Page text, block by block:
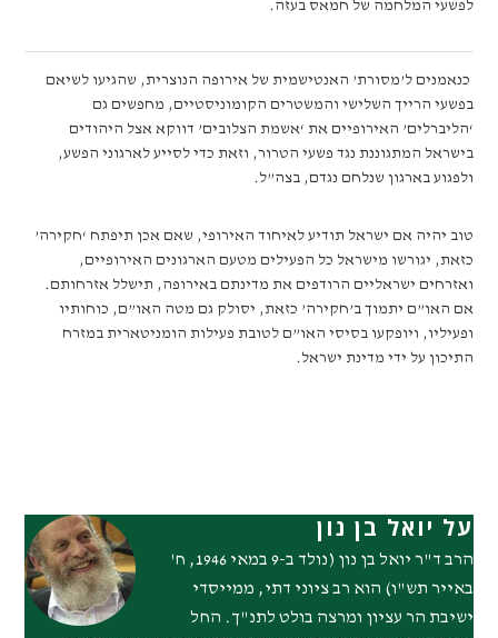
לפשעי המלחמה של חמאס בעזה.
כנאמנים ל’מסורת’ האנטישמית של אירופה הנוצרית, שהגיעו לשיאם
בפשעי הרייך השלישי והמשטרים הקומוניסטיים, מחפשים גם
‘הליברלים’ האירופיים את ‘אשמת הצלובים’ דווקא אצל היהודים
בישראל המתגוננת נגד פשעי הטרור, וזאת כדי לסייע לארגוני הפשע,
ולפגוע בארגון שנלחם נגדם, בצה”ל.
טוב יהיה אם ישראל תודיע לאיחוד האירופי, שאם אכן תיפתח ‘חקירה’
כזאת, יגורשו מישראל כל הפעילים מטעם הארגונים האירופיים,
ואזרחים ישראליים הרודפים את מדינתם באירופה, תישלל אזרחותם.
אם האו”ם יתמוך ב’חקירה’ כזאת, יסולק גם מטה האו”ם, כוחותיו
ופעיליו, ויופקעו בסיסי האו”ם לטובת פעילות הומניטארית במזרח
התיכון על ידי מדינת ישראל.
על יואל בן נון
הרב ד"ר יואל בן נון (נולד ב-9 במאי 1946, ח'
באייר תש"ו) הוא רב ציוני דתי, ממייסדי
ישיבת הר עציון ומרצה בולט לתנ"ך. החל